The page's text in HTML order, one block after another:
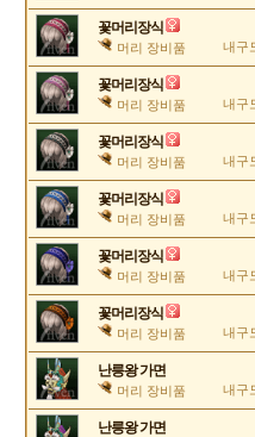
꽃머리장식
머리 장비품 내구
꽃머리장식
머리 장비품 내구
꽃머리장식
머리 장비품 내구
꽃머리장식
머리 장비품 내구
꽃머리장식
머리 장비품 내구
꽃머리장식
머리 장비품 내구
난릉왕 가면
머리 장비품 내구
난릉왕 가면